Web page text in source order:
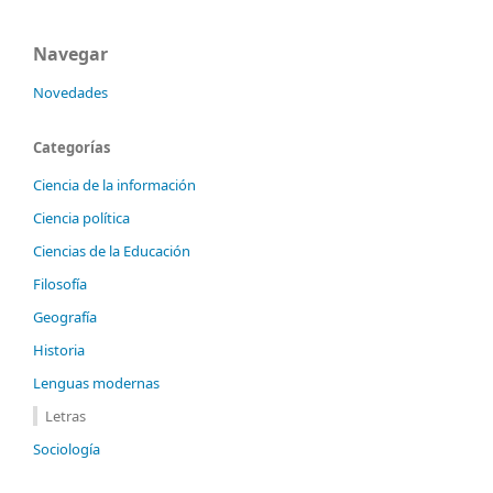
Navegar
Novedades
Categorías
Ciencia de la información
Ciencia política
Ciencias de la Educación
Filosofía
Geografía
Historia
Lenguas modernas
Letras
Sociología